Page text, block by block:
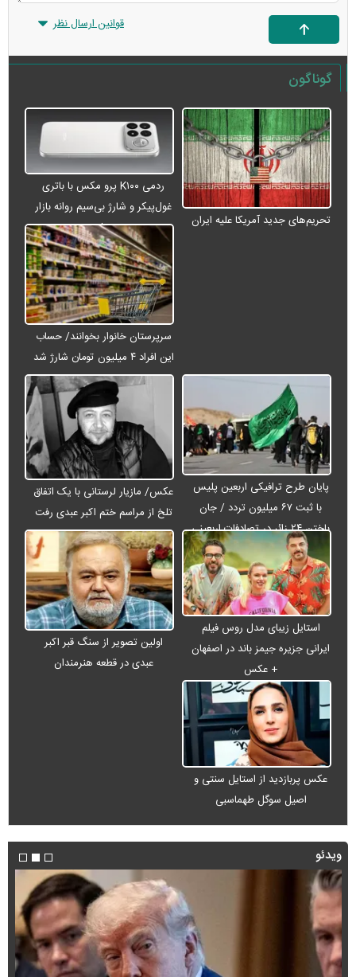
قوانین ارسال نظر
گوناگون
تحریم‌های جدید آمریکا علیه ایران
ردمی K۱۰۰ پرو مکس با باتری
غول‌پیکر و شارژ بی‌سیم روانه بازار
می‌شود
سرپرستان خانوار بخوانند/ حساب
این افراد ۴ میلیون تومان شارژ شد
پایان طرح ترافیکی اربعین پلیس
با ثبت ۶۷ میلیون تردد / جان
باختن ۲۴ زائر در تصادفات اربعینی
عکس/ مازیار لرستانی با یک اتفاق
تلخ از مراسم ختم اکبر عبدی رفت
استایل زیبای مدل روس فیلم
ایرانی جزیره جیمز باند در اصفهان
+ عکس
اولین تصویر از سنگ قبر اکبر
عبدی در قطعه هنرمندان
عکس پربازدید از استایل سنتی و
اصیل سوگل طهماسبی
ویدئو